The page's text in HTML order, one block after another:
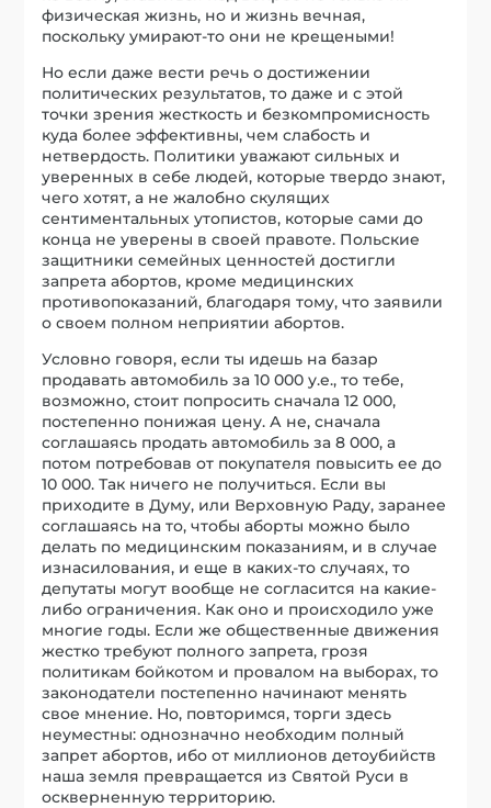
физическая жизнь, но и жизнь вечная,
поскольку умирают-то они не крещеными!
Но если даже вести речь о достижении
политических результатов, то даже и с этой
точки зрения жесткость и безкомпромисность
куда более эффективны, чем слабость и
нетвердость. Политики уважают сильных и
уверенных в себе людей, которые твердо знают,
чего хотят, а не жалобно скулящих
сентиментальных утопистов, которые сами до
конца не уверены в своей правоте. Польские
защитники семейных ценностей достигли
запрета абортов, кроме медицинских
противопоказаний, благодаря тому, что заявили
о своем полном неприятии абортов.
Условно говоря, если ты идешь на базар
продавать автомобиль за 10 000 у.е., то тебе,
возможно, стоит попросить сначала 12 000,
постепенно понижая цену. А не, сначала
соглашаясь продать автомобиль за 8 000, а
потом потребовав от покупателя повысить ее до
10 000. Так ничего не получиться. Если вы
приходите в Думу, или Верховную Раду, заранее
соглашаясь на то, чтобы аборты можно было
делать по медицинским показаниям, и в случае
изнасилования, и еще в каких-то случаях, то
депутаты могут вообще не согласится на какие-
либо ограничения. Как оно и происходило уже
многие годы. Если же общественные движения
жестко требуют полного запрета, грозя
политикам бойкотом и провалом на выборах, то
законодатели постепенно начинают менять
свое мнение. Но, повторимся, торги здесь
неуместны: однозначно необходим полный
запрет абортов, ибо от миллионов детоубийств
наша земля превращается из Святой Руси в
оскверненную территорию.